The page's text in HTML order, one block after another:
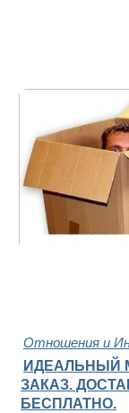
Отношения и
ИДЕАЛЬНЫЙ
ЗАКАЗ.
БЕСПЛАТНО.